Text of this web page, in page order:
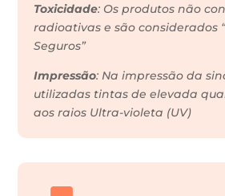
Toxicidade: Os produtos não
radioativas e são considerados
Seguros”
Impressão: Na impressão da
utilizadas tintas de elevada
aos raios Ultra-violeta (UV)